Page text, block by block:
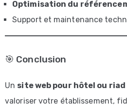
MODERNE
ELEMENTS
Conseils
et
Optimisation du
Support et maintenance
🎯 Conclusion
Un site web pour hôtel ou riad
valoriser votre établissement,